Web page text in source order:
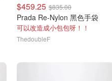
$459.25 $835.00
Prada Re-Nylon 黑色手袋
可以改造成小包包呀！！
ThedoubleF